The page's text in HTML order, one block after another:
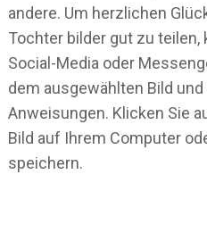
andere. Um herzlichen
Tochter bilder gut zu
Social-Media oder
dem ausgewählten Bild
Anweisungen. Klicken Sie
Bild auf Ihrem Computer
speichern.